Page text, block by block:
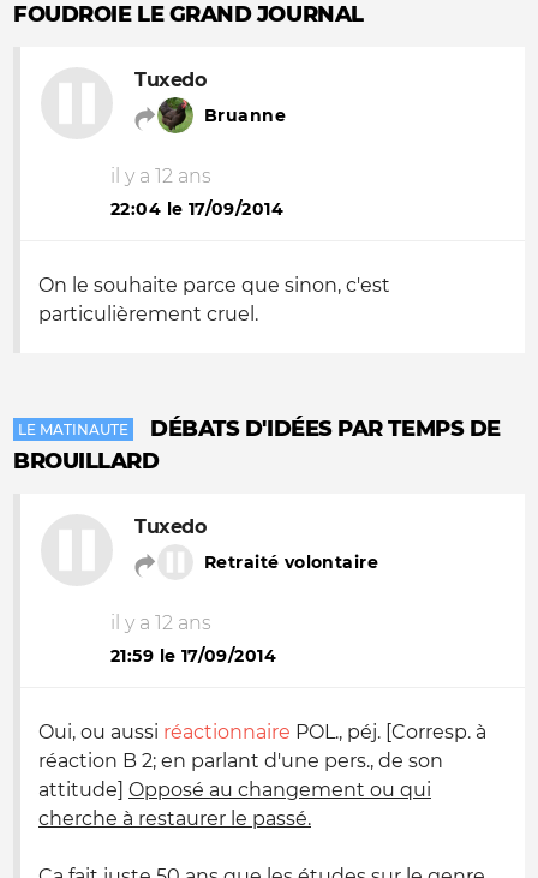
FOUDROIE LE GRAND JOURNAL
Tuxedo
Bruanne
il y a 12 ans
22:04 le 17/09/2014
On le souhaite parce que sinon, c'est
particulièrement cruel.
LE MATINAUTE
DÉBATS D'IDÉES PAR TEMPS DE
BROUILLARD
Tuxedo
Retraité volontaire
il y a 12 ans
21:59 le 17/09/2014
Oui, ou aussi réactionnaire POL., péj. [Corresp. à
réaction B 2; en parlant d'une pers., de son
attitude] Opposé au changement ou qui
cherche à restaurer le passé.